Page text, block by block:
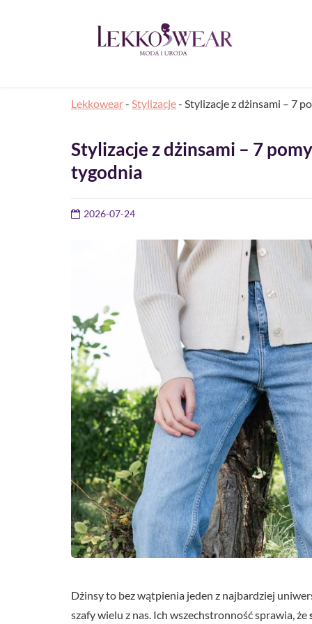
Lekkowear- Stylizacje- Stylizacje z dżinsami – 7
Stylizacje z dżinsami – 7
tygodnia
2026-07-24
Dżinsy to bez wątpienia jeden z najbardziej
szafy wielu z nas. Ich wszechstronność sprawia, że